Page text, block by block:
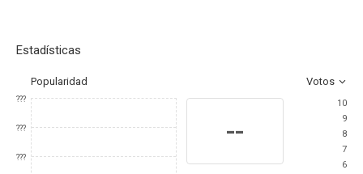
Estadísticas
Popularidad Votos
???
???
???
--
10
9
8
7
6